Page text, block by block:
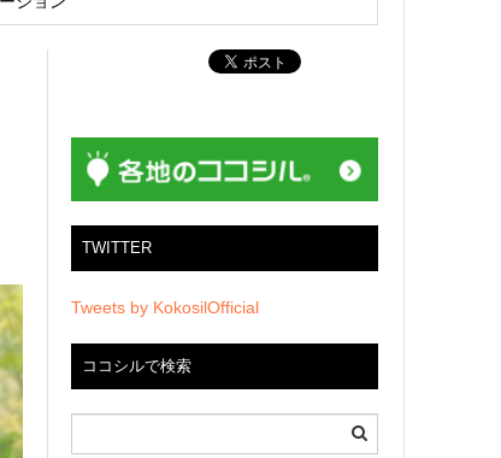
TWITTER
Tweets by KokosilOfficial
ココシルで検索